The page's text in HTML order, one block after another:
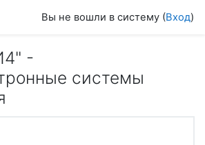
Вы не вошли в систему (Вход)
-
системы